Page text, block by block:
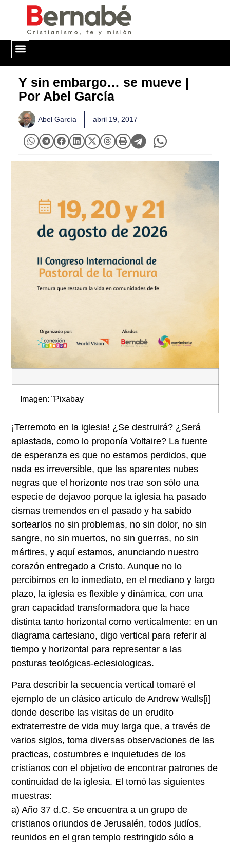
Y sin embargo… se mueve |
Por Abel García
Abel García abril 19, 2017
Imagen: ¨Pixabay
¡Terremoto en la iglesia! ¿Se destruirá? ¿Será
aplastada, como lo proponía Voltaire? La fuente
de esperanza es que no estamos perdidos, que
nada es irreversible, que las aparentes nubes
negras que el horizonte nos trae son sólo una
especie de dejavoo porque la iglesia ha pasado
cismas tremendos en el pasado y ha sabido
sortearlos no sin problemas, no sin dolor, no sin
sangre, no sin muertos, no sin guerras, no sin
mártires, y aquí estamos, anunciando nuestro
corazón entregado a Cristo. Aunque no lo
percibimos en lo inmediato, en el mediano y largo
plazo, la iglesia es flexible y dinámica, con una
gran capacidad transformadora que la hace
distinta tanto horizontal como verticalmente: en un
diagrama cartesiano, digo vertical para referir al
tiempo y horizontal para representar a las
posturas teológicas-eclesiologicas.
Para describir la secuencia vertical tomaré el
ejemplo de un clásico articulo de Andrew Walls[i]
donde describe las visitas de un erudito
extraterrestre de vida muy larga que, a través de
varios siglos, toma diversas observaciones de las
practicas, costumbres e inquietudes de los
cristianos con el objetivo de encontrar patrones de
continuidad de la iglesia. El tomó las siguientes
muestras:
a) Año 37 d.C. Se encuentra a un grupo de
cristianos oriundos de Jerusalén, todos judíos,
reunidos en el gran templo restringido sólo a